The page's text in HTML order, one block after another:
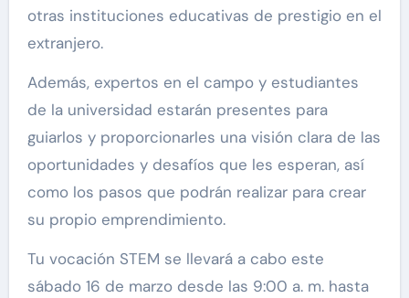
otras instituciones educativas de prestigio en el
extranjero.
Además, expertos en el campo y estudiantes
de la universidad estarán presentes para
guiarlos y proporcionarles una visión clara de las
oportunidades y desafíos que les esperan, así
como los pasos que podrán realizar para crear
su propio emprendimiento.
Tu vocación STEM se llevará a cabo este
sábado 16 de marzo desde las 9:00 a. m. hasta